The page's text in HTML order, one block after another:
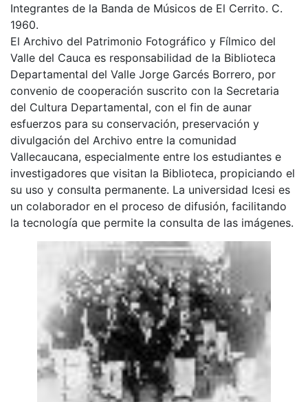
Integrantes de la Banda de Músicos de El Cerrito. C.
1960.
El Archivo del Patrimonio Fotográfico y Fílmico del
Valle del Cauca es responsabilidad de la Biblioteca
Departamental del Valle Jorge Garcés Borrero, por
convenio de cooperación suscrito con la Secretaria
del Cultura Departamental, con el fin de aunar
esfuerzos para su conservación, preservación y
divulgación del Archivo entre la comunidad
Vallecaucana, especialmente entre los estudiantes e
investigadores que visitan la Biblioteca, propiciando el
su uso y consulta permanente. La universidad Icesi es
un colaborador en el proceso de difusión, facilitando
la tecnología que permite la consulta de las imágenes.